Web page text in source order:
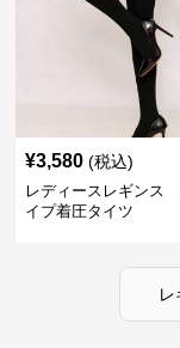
¥3,580 (税込)
レディースレギンス
イプ着圧タイツ
レ